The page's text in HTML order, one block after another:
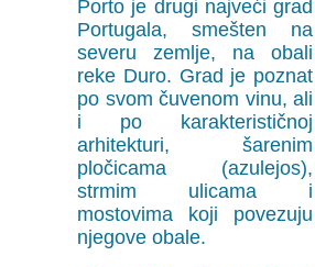
Porto je drugi najveći grad
Portugala, smešten na
severu zemlje, na obali
reke Duro. Grad je poznat
po svom čuvenom vinu, ali
i po karakterističnoj
arhitekturi, šarenim
pločicama (azulejos),
strmim ulicama i
mostovima koji povezuju
njegove obale.